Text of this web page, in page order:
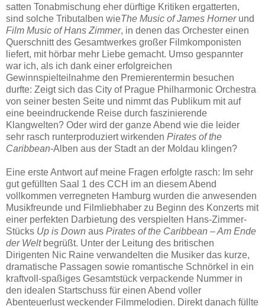
satten Tonabmischung eher dürftige Kritiken ergatterten,
sind solche Tributalben wieThe Music of James Hornerund
Film Music of Hans Zimmer, in denen das Orchester einen
Querschnitt des Gesamtwerkes großer Filmkomponisten
liefert, mit hörbar mehr Liebe gemacht. Umso gespannter
war ich, als ich dank einer erfolgreichen
Gewinnspielteilnahme den Premierentermin besuchen
durfte: Zeigt sich das City of Prague Philharmonic Orchestra
von seiner besten Seite und nimmt das Publikum mit auf
eine beeindruckende Reise durch faszinierende
Klangwelten? Oder wird der ganze Abend wie die leider
sehr rasch runterproduziert wirkenden Pirates of the
Caribbean-Alben aus der Stadt an der Moldau klingen?
Eine erste Antwort auf meine Fragen erfolgte rasch: Im sehr
gut gefüllten Saal 1 des CCH im an diesem Abend
vollkommen verregneten Hamburg wurden die anwesenden
Musikfreunde und Filmliebhaber zu Beginn des Konzerts mit
einer perfekten Darbietung des verspielten Hans-Zimmer-
Stücks Up is Down aus Pirates of the Caribbean – Am Ende
der Weltbegrüßt. Unter der Leitung des britischen
Dirigenten Nic Raine verwandelten die Musiker das kurze,
dramatische Passagen sowie romantische Schnörkel in ein
kraftvoll-spaßiges Gesamtstück verpackende Nummer in
den idealen Startschuss für einen Abend voller
Abenteuerlust weckender Filmmelodien. Direkt danach füllte